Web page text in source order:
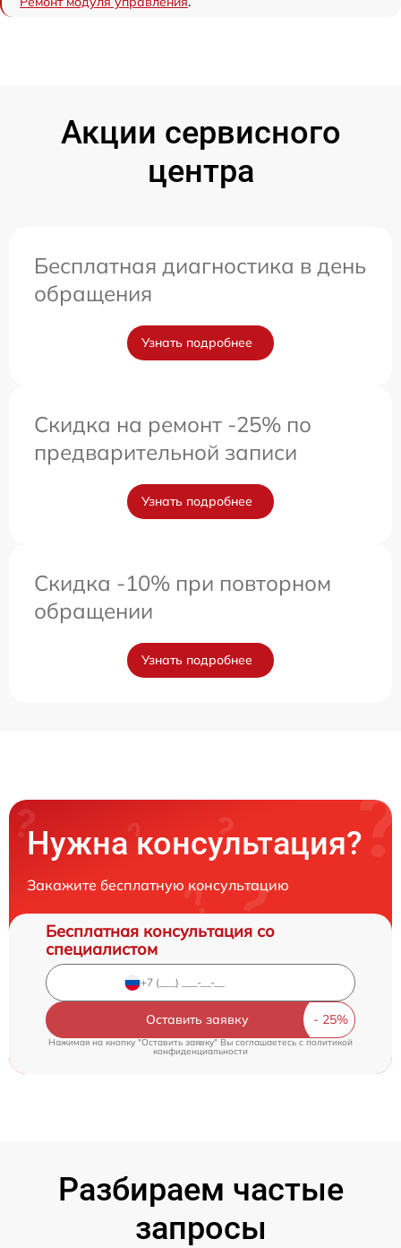
Акции сервисного
центра
Бесплатная диагностика в день
обращения
Узнать подробнее
Скидка на ремонт -25% по
предварительной записи
Узнать подробнее
Скидка -10% при повторном
обращении
Узнать подробнее
Нужна консультация?
Закажите бесплатную консультацию
Бесплатная консультация со
специалистом
Оставить заявку
Нажимая на кнопку "Оставить заявку" Вы соглашаетесь cполитикой
конфиденциальности
Разбираем частые
запросы